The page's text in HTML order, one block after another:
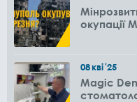
окупації
08кві'25
Magic